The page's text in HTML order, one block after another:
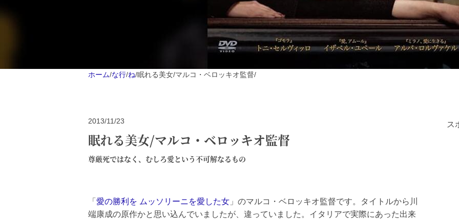
ホーム/な行/ね/眠れる美女/マルコ・ベロッキオ監督/
2013/11/23
眠れる美女/マルコ・ベロッキオ監督
尊厳死ではなく、むしろ愛という不可解なるもの
「 愛の勝利を ムッソリーニを愛した女 」のマルコ・ベロッキオ監督です。タイトルから川
端康成の原作かと思い込んでいましたが、違っていました。イタリアで実際にあった出来
ス